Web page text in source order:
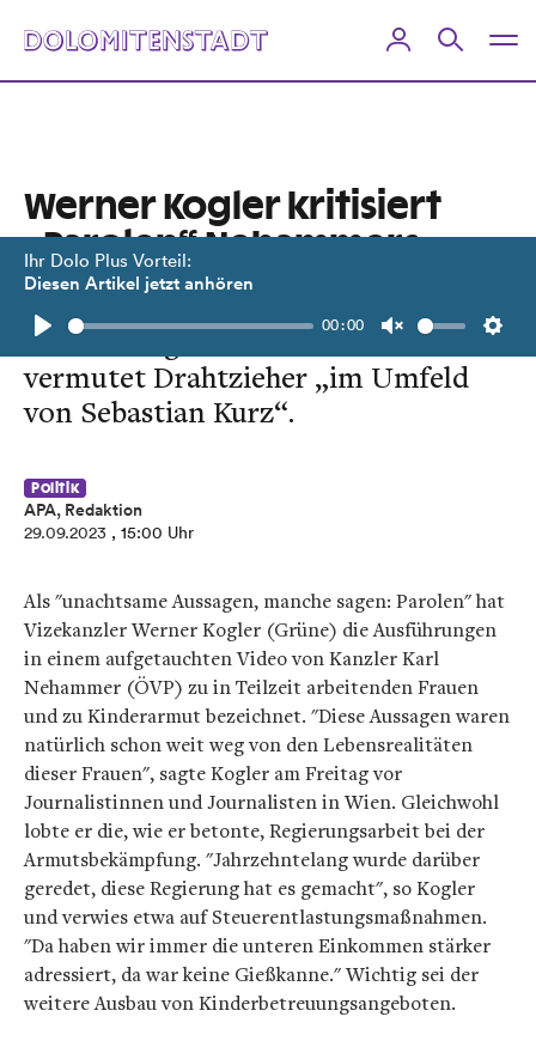
Ihr Dolo Plus Vorteil:
Diesen Artikel jetzt anhören
Play
00:00
Unmute
Werner Kogler kritisiert
„Parolen“ Nehammers
ÖVP verdächtigt SPÖ der
Verbreitung des Videos. FPÖ
vermutet Drahtzieher „im Umfeld
von Sebastian Kurz“.
Politik
APA, Redaktion
29.09.2023 , 15:00 Uhr
Als "unachtsame Aussagen, manche sagen: Parolen" hat
Vizekanzler Werner Kogler (Grüne) die Ausführungen
in einem aufgetauchten Video von Kanzler Karl
Nehammer (ÖVP) zu in Teilzeit arbeitenden Frauen
und zu Kinderarmut bezeichnet. "Diese Aussagen waren
natürlich schon weit weg von den Lebensrealitäten
dieser Frauen", sagte Kogler am Freitag vor
Journalistinnen und Journalisten in Wien. Gleichwohl
lobte er die, wie er betonte, Regierungsarbeit bei der
Armutsbekämpfung. "Jahrzehntelang wurde darüber
geredet, diese Regierung hat es gemacht", so Kogler
und verwies etwa auf Steuerentlastungsmaßnahmen.
"Da haben wir immer die unteren Einkommen stärker
adressiert, da war keine Gießkanne." Wichtig sei der
weitere Ausbau von Kinderbetreuungsangeboten.